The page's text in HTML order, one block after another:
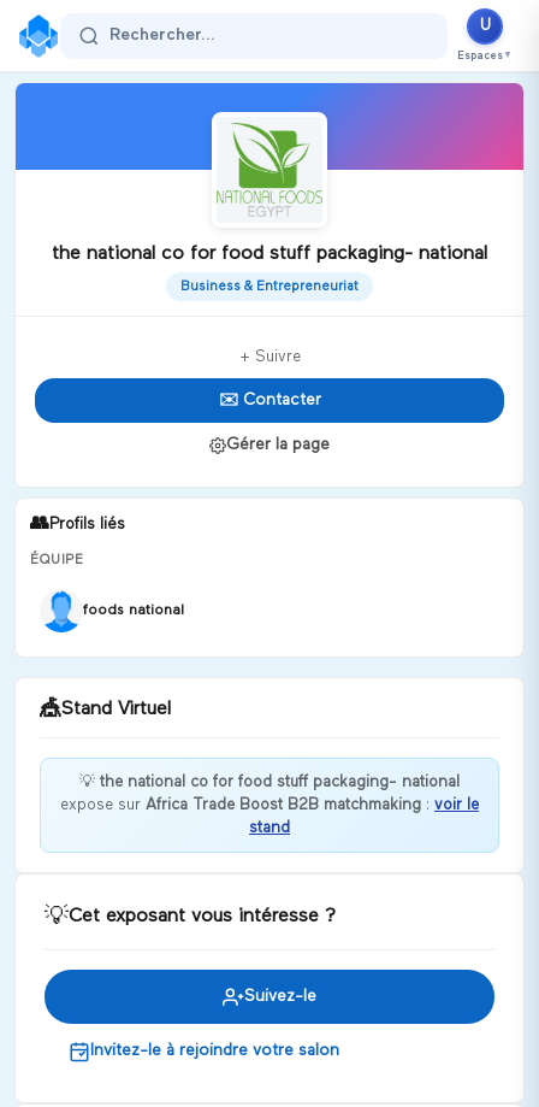
Rechercher...
U
Espaces ▼
the national co for food stuff packaging- national
Business & Entrepreneuriat
+ Suivre
✉️ Contacter
Gérer la page
👥Profils liés
ÉQUIPE
foods national
🎪Stand Virtuel
💡 the national co for food stuff packaging- national
expose sur Africa Trade Boost B2B matchmaking : voir le
stand
💡Cet exposant vous intéresse ?
Suivez-le
Invitez-le à rejoindre votre salon